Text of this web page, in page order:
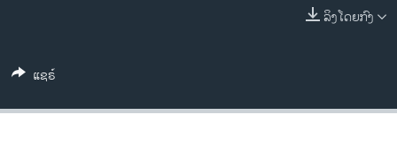
ວິທະຍາສາດ-ເທັກໂນໂລຈີ
ທຸລະກິດ
ລິງໂດຍກົງ
ແຊຣ໌